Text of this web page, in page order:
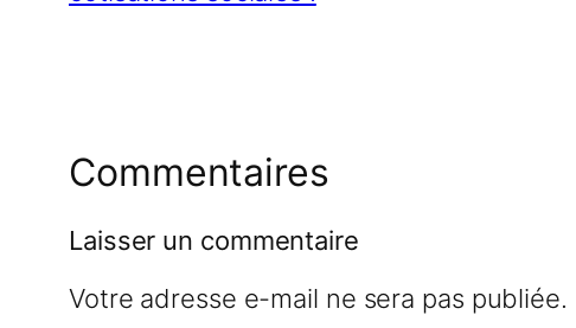
Commentaires
Laisser un commentaire
Votre adresse e-mail ne sera pas publiée.